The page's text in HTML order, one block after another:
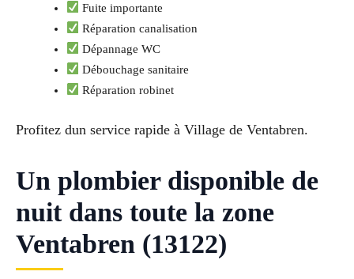
Fuite importante
Réparation canalisation
Dépannage WC
Débouchage sanitaire
Réparation robinet
Profitez dun service rapide à Village de Ventabren.
Un plombier disponible de
nuit dans toute la zone
Ventabren (13122)